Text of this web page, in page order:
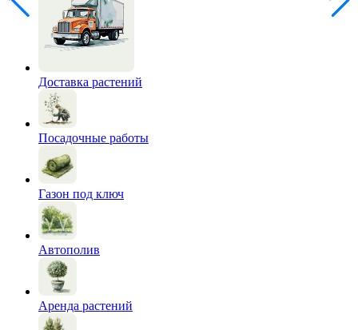
Доставка растений
Посадочные работы
Газон под ключ
Автополив
Аренда растений